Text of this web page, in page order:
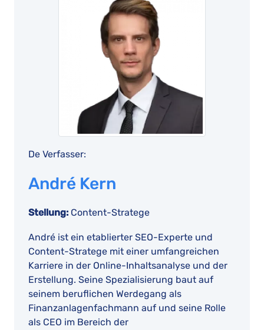
De Verfasser:
André Kern
Stellung: Content-Stratege
André ist ein etablierter SEO-Experte und
Content-Stratege mit einer umfangreichen
Karriere in der Online-Inhaltsanalyse und der
Erstellung. Seine Spezialisierung baut auf
seinem beruflichen Werdegang als
Finanzanlagenfachmann auf und seine Rolle
als CEO im Bereich der